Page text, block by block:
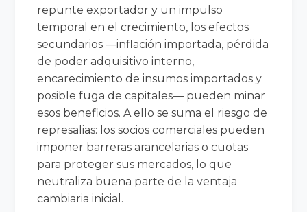
repunte exportador y un impulso
temporal en el crecimiento, los efectos
secundarios —inflación importada, pérdida
de poder adquisitivo interno,
encarecimiento de insumos importados y
posible fuga de capitales— pueden minar
esos beneficios. A ello se suma el riesgo de
represalias: los socios comerciales pueden
imponer barreras arancelarias o cuotas
para proteger sus mercados, lo que
neutraliza buena parte de la ventaja
cambiaria inicial.